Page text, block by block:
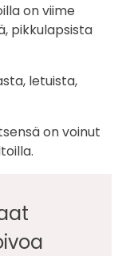
on viime
pikkulapsista
letuista,
on voinut